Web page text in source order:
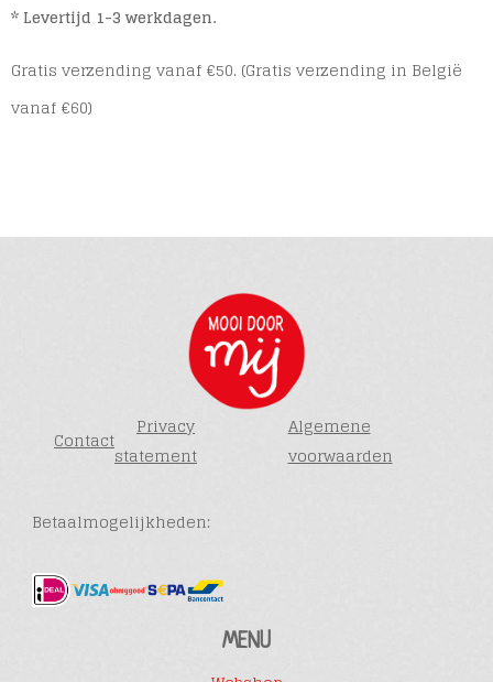
* Levertijd 1-3 werkdagen.
Gratis verzending vanaf €50. (Gratis verzending in België
vanaf €60)
Contact
Privacy
statement
Algemene
voorwaarden
Betaalmogelijkheden:
MENU